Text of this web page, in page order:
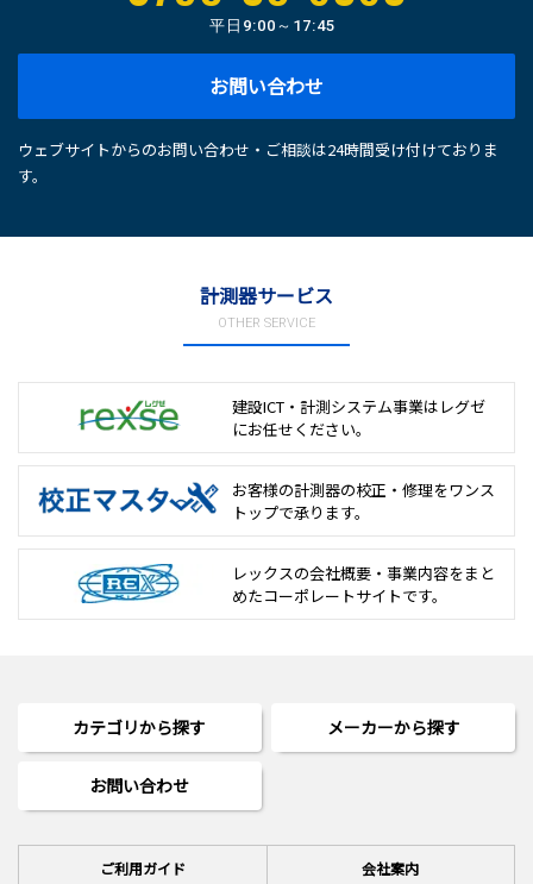
平日 9:00～17:45
お問い合わせ
ウェブサイトからのお問い合わせ・ご相談は24時間受け付けておりま
す。
計測器サービス
OTHER SERVICE
建設ICT・計測システム事業は レグゼ
にお任せください。
お客様の計測器の校正・修理をワンス
トップで承ります。
レックスの会社概要・事業内容をまと
めたコーポレートサイトです。
カテゴリから探す メーカーから探す
お問い合わせ
ご利用ガイド 会社案内